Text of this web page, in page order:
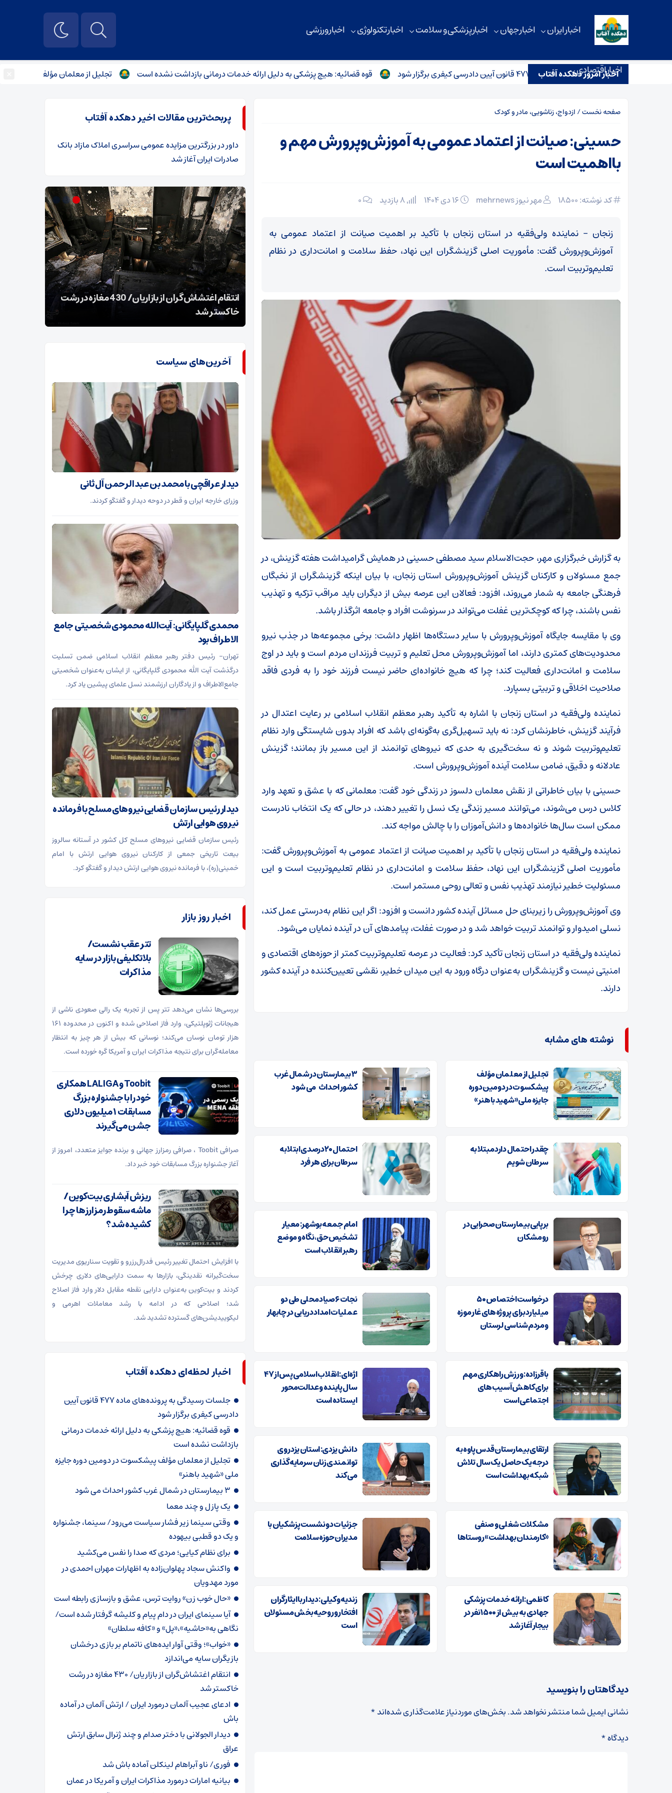
اخبار ایران اخبار جهان اخبار پزشکی و سلامت اخبار تکنولوژی اخبار ورزشی
اخبار اقتصادی
اخبار امروز دهکده آفتاب
رسیدگی به پرونده‌های ماده ۴۷۷ قانون آیین دادرسی کیفری برگزار شود قوه قضائیه: هیچ پزشکی به دلیل ارائه خدمات درمانی بازداشت نشده است تجلیل از معلمان مؤلف پیشکسوت در دومین
صفحه نخست/ ازدواج، زناشویی، مادر و کودک
حسینی: صیانت از اعتماد عمومی به آموزش‌وپرورش مهم و
بااهمیت است
کد نوشته: 18500 مهر نیوز mehrnews ۰
زنجان – نماینده ولی‌فقیه در استان زنجان با تأکید بر اهمیت صیانت از اعتماد عمومی به
آموزش‌وپرورش گفت: مأموریت اصلی گزینشگران این نهاد، حفظ سلامت و امانت‌داری در نظام
تعلیم‌وتربیت است.
به گزارش خبرگزاری مهر، حجت‌الاسلام سید مصطفی حسینی در همایش گرامیداشت هفته گزینش، در
جمع مسئولان و کارکنان گزینش آموزش‌وپرورش استان زنجان، با بیان اینکه گزینشگران از نخبگان
فرهنگی جامعه به شمار می‌روند، افزود: فعالان این عرصه بیش از دیگران باید مراقب تزکیه و تهذیب
نفس باشند، چرا که کوچک‌ترین غفلت می‌تواند در سرنوشت افراد و جامعه اثرگذار باشد.
وی با مقایسه جایگاه آموزش‌وپرورش با سایر دستگاه‌ها اظهار داشت: برخی مجموعه‌ها در جذب نیرو
محدودیت‌های کمتری دارند، اما آموزش‌وپرورش محل تعلیم و تربیت فرزندان مردم است و باید در اوج
سلامت و امانت‌داری فعالیت کند؛ چرا که هیچ خانواده‌ای حاضر نیست فرزند خود را به فردی فاقد
صلاحیت اخلاقی و تربیتی بسپارد.
نماینده ولی‌فقیه در استان زنجان با اشاره به تأکید رهبر معظم انقلاب اسلامی بر رعایت اعتدال در
فرآیند گزینش، خاطرنشان کرد: نه باید تسهیل‌گری به‌گونه‌ای باشد که افراد بدون شایستگی وارد نظام
تعلیم‌وتربیت شوند و نه سخت‌گیری به حدی که نیروهای توانمند از این مسیر باز بمانند؛ گزینش
عادلانه و دقیق، ضامن سلامت آینده آموزش‌وپرورش است.
حسینی با بیان خاطراتی از نقش معلمان دلسوز در زندگی خود گفت: معلمانی که با عشق و تعهد وارد
کلاس درس می‌شوند، می‌توانند مسیر زندگی یک نسل را تغییر دهند، در حالی که یک انتخاب نادرست
ممکن است سال‌ها خانواده‌ها و دانش‌آموزان را با چالش مواجه کند.
نماینده ولی‌فقیه در استان زنجان با تأکید بر اهمیت صیانت از اعتماد عمومی به آموزش‌وپرورش گفت:
مأموریت اصلی گزینشگران این نهاد، حفظ سلامت و امانت‌داری در نظام تعلیم‌وتربیت است و این
مسئولیت خطیر نیازمند تهذیب نفس و تعالی روحی مستمر است.
وی آموزش‌وپرورش را زیربنای حل مسائل آینده کشور دانست و افزود: اگر این نظام به‌درستی عمل کند،
نسلی امیدوار و توانمند تربیت خواهد شد و در صورت غفلت، پیامدهای آن در آینده نمایان می‌شود.
نماینده ولی‌فقیه در استان زنجان تأکید کرد: فعالیت در عرصه تعلیم‌وتربیت کمتر از حوزه‌های اقتصادی و
امنیتی نیست و گزینشگران به‌عنوان درگاه ورود به این میدان خطیر، نقشی تعیین‌کننده در آینده کشور
دارند.
نوشته های مشابه
تجلیل از معلمان مؤلف
پیشکسوت در دومین دوره
جایزه ملی «شهید باهنر»
۳ بیمارستان در شمال‌ غرب
کشور احداث می شود
چقدر احتمال دارد مبتلا به
سرطان شویم
احتمال ۲۰ درصدی ابتلا به
سرطان برای هر فرد
برپایی بیمارستان صحرایی در
رومشکان
امام جمعه بوشهر: معیار
تشخیص حق، نگاه و موضع
رهبر انقلاب است
درخواست اختصاص ۵۰
میلیارد برای پروژه‌های غار موزه
و مردم‌شناسی لرستان
نجات ۶ صیاد محلی طی دو
عملیات امداد دریایی در چابهار
باقرزاده: ورزش راهکاری مهم
برای کاهش آسیب های
اجتماعی است
اژه‌ای: انقلاب اسلامی پس از ۴۷
سال پاینده و عدالت‌محور
ایستاده است
ارتقای بیمارستان قدس پاوه به
درجه یک حاصل یک‌سال تلاش
شبکه بهداشت است
دانش یزدی: استان یزد روی
توانمندی زنان سرمایه‌گذاری
می‌کند
مشکلات شغلی و صنفی
«کارمندان بهداشت» روستاها
جزئیات دو نشست پزشکیان با
مدیران حوزه سلامت
کاظمی: ارائه خدمات پزشکی
جهادی به بیش از ۱۵۰۰ نفر در
بیجار آغاز شد
زندیه وکیلی: دیدار با ایثارگران
افتخار و روحیه بخش مسئولان
است
دیدگاهتان را بنویسید
نشانی ایمیل شما منتشر نخواهد شد.بخش‌های موردنیاز علامت‌گذاری شده‌اند*
دیدگاه*
پربحث‌ترین مقالات اخیر دهکده آفتاب
داوردر​بزرگترین مزایده عمومی سراسری املاک مازاد بانک
صادرات ایران آغاز شد
انتقام اغتشاش‌گران از بازاریان/ 430 مغازه در رشت
خاکستر شد
تحقق عدالت سرزمینی از دورترین نقاط کشور/ امنیت
پایدار مدیون مرزنشینان
آخرین‌های سیاست
دیدار عراقچی با محمد بن عبدالرحمن آل ثانی
وزرای خارجه ایران و قطر در دوحه دیدار و گفتگو کردند.
محمدی گلپایگانی: آیت‌الله محمودی شخصیتی جامع
الاطراف بود
تهران- رئیس دفتر رهبر معظم انقلاب اسلامی ضمن تسلیت
درگذشت آیت الله محمودی گلپایگانی، از ایشان به‌عنوان شخصیتی
جامع‌الاطراف و از یادگاران ارزشمند نسل علمای پیشین یاد کرد.
دیدار رئیس سازمان قضایی نیروهای مسلح با فرمانده
نیروی هوایی ارتش
رئیس سازمان قضایی نیروهای مسلح کل کشور در آستانه سالروز
بیعت تاریخی جمعی از کارکنان نیروی هوایی ارتش با امام
خمینی(ره)، با فرمانده نیروی هوایی ارتش دیدار و گفتگو کرد.
اخبار روز بازار
تتر عقب نشست/
بلاتکلیفی بازار در سایه
مذاکرات
بررسی‌ها نشان می‌دهد تتر پس از تجربه یک رالی صعودی ناشی از
هیجانات ژئوپلتیکی، وارد فاز اصلاحی شده و اکنون در محدوده ۱۶۱
هزار تومان نوسان می‌کند؛ نوسانی که بیش از هر چیز به انتظار
معامله‌گران برای نتیجه مذاکرات ایران و آمریکا گره خورده است.
Toobit و LALIGA همکاری
خود را با جشنواره بزرگ
مسابقات ۱ میلیون دلاری
جشن می‌گیرند
صرافی Toobit ، صرافی رمزارز جهانی و برنده جوایز متعدد، امروز از
آغاز جشنواره بزرگ مسابقات خود خبر داد.
ریزش آبشاری بیت‌کوین/
ماشه سقوط رمزارزها چرا
کشیده شد؟
با افزایش احتمال تغییر رئیس فدرال‌رزرو و تقویت سناریوی مدیریت
سخت‌گیرانه نقدینگی، بازارها به سمت دارایی‌های دلاری چرخش
کردند و بیت‌کوین به‌عنوان دارایی نقطه مقابل دلار وارد فاز اصلاح
شد؛ اصلاحی که در ادامه با رشد معاملات اهرمی و
لیکوییدیشن‌های گسترده تشدید شد.
اخبار لحظه‌ای دهکده آفتاب
جلسات رسیدگی به پرونده‌های ماده ۴۷۷ قانون آیین
دادرسی کیفری برگزار شود
قوه قضائیه: هیچ پزشکی به دلیل ارائه خدمات درمانی
بازداشت نشده است
تجلیل از معلمان مؤلف پیشکسوت در دومین دوره جایزه
ملی «شهید باهنر»
۳ بیمارستان در شمال‌ غرب کشور احداث می شود
یک پازل و چند معما
وقتی سینما زیر فشار سیاست می‌رود/ سینما، جشنواره
و یک دو قطبی بیهوده
برای نظام کیایی؛ مردی که صدا را نفس می‌کشید
واکنش سجاد پهلوان‌زاده به اظهارات مهران احمدی در
مورد مهدویان
«حال خوب زن» روایت ترس، عشق و بازسازی رابطه است
آیا سینمای ایران در دام پیام و کلیشه گرفتار شده است/
نگاهی به«حاشیه»،«پل» و «کافه سلطان»
«خواب»؛ وقتی آوار ایده‌های ناتمام بر بازی‌ درخشان
بازیگران سایه می‌اندازد
انتقام اغتشاش‌گران از بازاریان/ 430 مغازه در رشت
خاکستر شد
ادعای عجیب آلمان درمورد ایران / ارتش آلمان در آماده
باش
دیدار الجولانی با دختر صدام و چند ژنرال سابق ارتش
عراق
فوری/ ناو آبراهام لینکلن آماده باش شد
بیانیه امارات درمورد مذاکرات ایران و آمریکا در عمان